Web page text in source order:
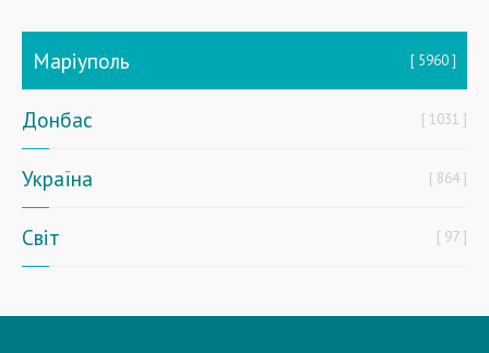
Маріуполь 5960
Донбас 1031
Україна 864
Світ 97